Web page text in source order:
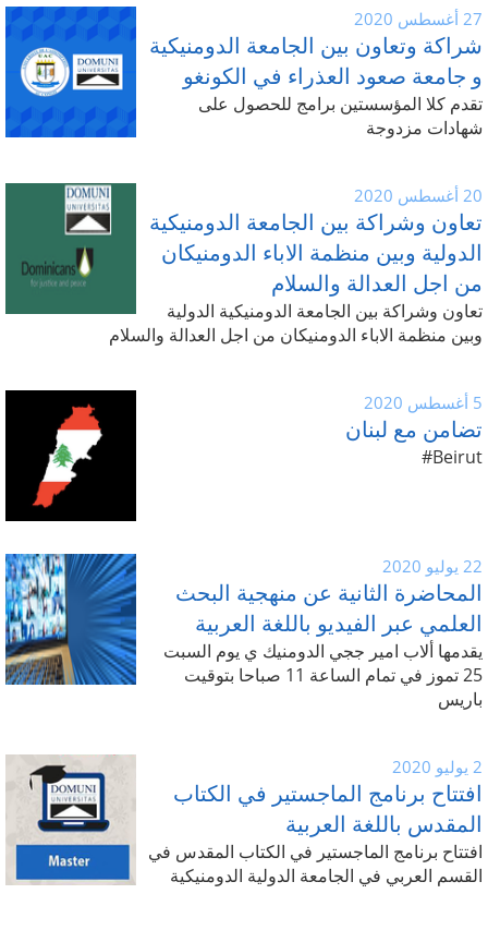
27 أغسطس 2020
شراكة وتعاون بين الجامعة الدومنيكية
و جامعة صعود العذراء في الكونغو
تقدم كلا المؤسستين برامج للحصول على
شهادات مزدوجة
20 أغسطس 2020
تعاون وشراكة بين الجامعة الدومنيكية
الدولية وبين منظمة الاباء الدومنيكان
من اجل العدالة والسلام
تعاون وشراكة بين الجامعة الدومنيكية الدولية
وبين منظمة الاباء الدومنيكان من اجل العدالة والسلام
5 أغسطس 2020
تضامن مع لبنان
Beirut#
22 يوليو 2020
المحاضرة الثانية عن منهجية البحث
العلمي عبر الفيديو باللغة العربية
يقدمها ألاب امير ججي الدومنيك ي يوم السبت
25 تموز في تمام الساعة 11 صباحا بتوقيت
باريس
2 يوليو 2020
افتتاح برنامج الماجستير في الكتاب
المقدس باللغة العربية
افتتاح برنامج الماجستير في الكتاب المقدس في
القسم العربي في الجامعة الدولية الدومنيكية